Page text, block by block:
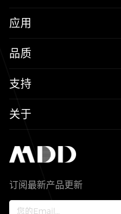
MOSFETs
保护器件
三极管
SiC
IC
应用
消费电子
汽车电子
新能源
智能家居
新兴行业
品质
可靠性实验室
质量与环境
其他信息(PCN)
支持
样品与支持
关于
加入我们
订阅最新产品更新